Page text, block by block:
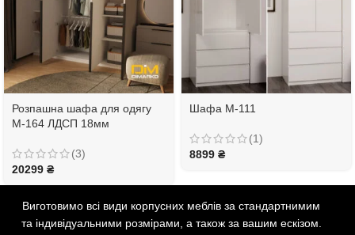
Розпашна шафа для одягу
М-164 ЛДСП 18мм
(3)
20299 ₴
Шафа М-111
(1)
8899 ₴
Виготовимо всі види корпусних меблів за стандартнимим
та індивідуальними розмірами, а також за вашим ескізом.